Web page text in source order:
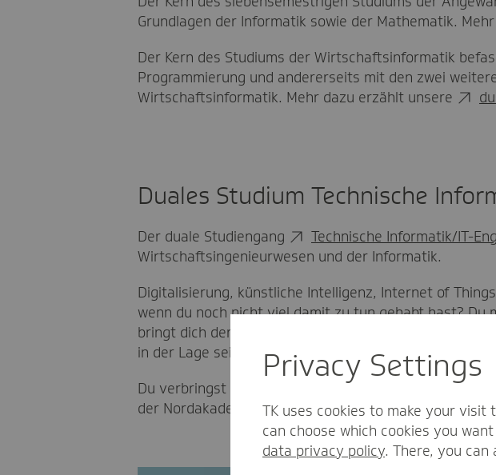
Grundlagen der Informatik sowie der Mathematik.
Der Kern des Studiums der Wirtschaftsinformatik
Programmierung und andererseits mit den zwei
Wirtschaftsinformatik. Mehr dazu erzählt unsere
Duales Studium Technische
Der duale Studiengang Technische Informatik/IT-
Wirtschaftsingenieurwesen und der Informatik.
Digitalisierung, künstliche Intelligenz, Internet of
wenn du noch nicht viel damit zu tun gehabt hast? Du
bringt dich der Studiengang Technische Informatik/IT-
in der Lage sein, komplexen Fragestellungen und
Du verbringst rund 13 Wochen pro Semester in der
der Nordakademie in Elmshorn. Für das fünfte
Privacy Settings
TK uses cookies to make your visit
can choose which cookies you
data privacy policy. There, you